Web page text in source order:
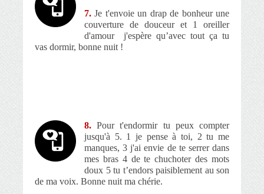
7. Je t'envoie un drap de bonheur une
couverture de douceur et 1 oreiller
d'amour
j'espère qu’avec tout ça tu
vas dormir, bonne nuit !
8. Pour t'endormir tu peux compter
jusqu'à 5. 1 je pense à toi, 2 tu me
manques, 3 j'ai envie de te serrer dans
mes bras 4 de te chuchoter des mots
doux 5 tu t’endors paisiblement au son
de ma voix. Bonne nuit ma chérie.